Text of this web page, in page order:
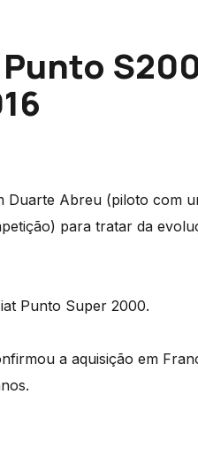
Abreu (piloto com
para tratar da
Punto Super 2000.
a aquisição em